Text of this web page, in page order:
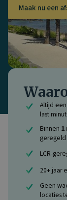
Maak nu een
Altijd
last
Binnen
geregeld
LCR-
20+ jaar
Geen
locaties